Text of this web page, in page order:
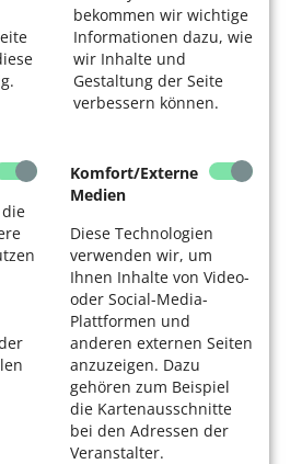
bekommen wir wichtige
Informationen dazu, wie
wir Inhalte und
Gestaltung der Seite
verbessern können.
die
Komfort/Externe
Medien
Diese Technologien
verwenden wir, um
Ihnen Inhalte von Video-
oder Social-Media-
Plattformen und
anderen externen Seiten
anzuzeigen. Dazu
gehören zum Beispiel
die Kartenausschnitte
bei den Adressen der
Veranstalter.